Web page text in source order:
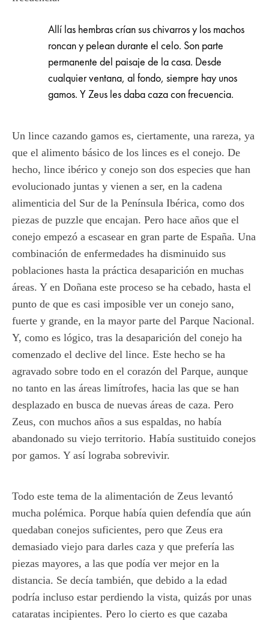
Allí las hembras crían sus chivarros y los machos
roncan y pelean durante el celo. Son parte
permanente del paisaje de la casa. Desde
cualquier ventana, al fondo, siempre hay unos
gamos. Y Zeus les daba caza con frecuencia.
Un lince cazando gamos es, ciertamente, una rareza, ya
que el alimento básico de los linces es el conejo. De
hecho, lince ibérico y conejo son dos especies que han
evolucionado juntas y vienen a ser, en la cadena
alimenticia del Sur de la Península Ibérica, como dos
piezas de puzzle que encajan. Pero hace años que el
conejo empezó a escasear en gran parte de España. Una
combinación de enfermedades ha disminuido sus
poblaciones hasta la práctica desaparición en muchas
áreas. Y en Doñana este proceso se ha cebado, hasta el
punto de que es casi imposible ver un conejo sano,
fuerte y grande, en la mayor parte del Parque Nacional.
Y, como es lógico, tras la desaparición del conejo ha
comenzado el declive del lince. Este hecho se ha
agravado sobre todo en el corazón del Parque, aunque
no tanto en las áreas limítrofes, hacia las que se han
desplazado en busca de nuevas áreas de caza. Pero
Zeus, con muchos años a sus espaldas, no había
abandonado su viejo territorio. Había sustituido conejos
por gamos. Y así lograba sobrevivir.
Todo este tema de la alimentación de Zeus levantó
mucha polémica. Porque había quien defendía que aún
quedaban conejos suficientes, pero que Zeus era
demasiado viejo para darles caza y que prefería las
piezas mayores, a las que podía ver mejor en la
distancia. Se decía también, que debido a la edad
podría incluso estar perdiendo la vista, quizás por unas
cataratas incipientes. Pero lo cierto es que cazaba